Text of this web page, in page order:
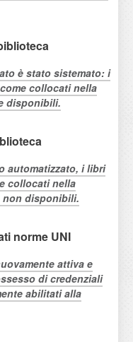
è stato sistemato: i
collocati nella
disponibili.
automatizzato, i libri
collocati nella
non disponibili.
norme UNI
attiva e
di credenziali
abilitati alla